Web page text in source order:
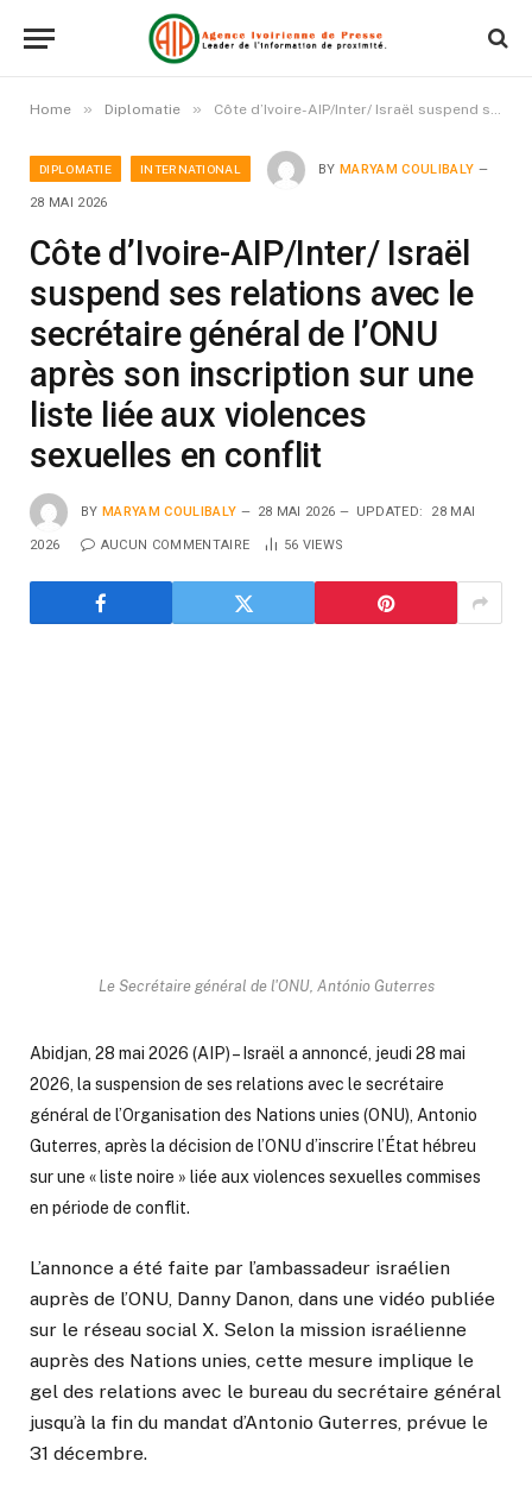
Home » Diplomatie » Côte d’Ivoire-AIP/Inter/ Israël suspend ses relations avec le secrétaire général de l’ONU après son inscription sur une liste liée aux violences sexuelles en conflit
DIPLOMATIE INTERNATIONAL BY MARYAM COULIBALY
28 MAI 2026
Côte d’Ivoire-AIP/Inter/ Israël
suspend ses relations avec le
secrétaire général de l’ONU
après son inscription sur une
liste liée aux violences
sexuelles en conflit
BY MARYAM COULIBALY 28 MAI 2026 UPDATED: 28 MAI
2026 AUCUN COMMENTAIRE 56 VIEWS
Le Secrétaire général de l'ONU, António Guterres
Abidjan, 28 mai 2026 (AIP) – Israël a annoncé, jeudi 28 mai
2026, la suspension de ses relations avec le secrétaire
général de l’Organisation des Nations unies (ONU), Antonio
Guterres, après la décision de l’ONU d’inscrire l’État hébreu
sur une « liste noire » liée aux violences sexuelles commises
en période de conflit.
L’annonce a été faite par l’ambassadeur israélien
auprès de l’ONU, Danny Danon, dans une vidéo publiée
sur le réseau social X. Selon la mission israélienne
auprès des Nations unies, cette mesure implique le
gel des relations avec le bureau du secrétaire général
jusqu’à la fin du mandat d’Antonio Guterres, prévue le
31 décembre.